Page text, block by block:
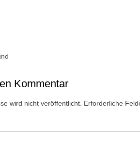
Kommentar
wird nicht veröffentlicht. Erforderliche